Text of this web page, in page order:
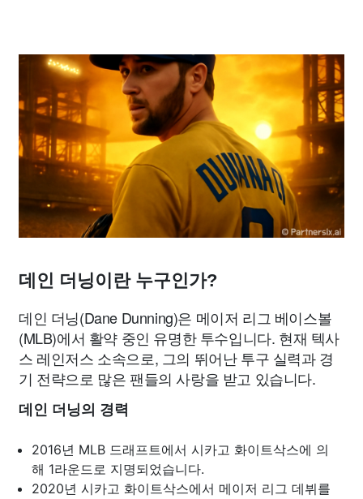
데인 더닝이란 누구인가?
데인 더닝(Dane Dunning)은 메이저 리그 베이스볼
(MLB)에서 활약 중인 유명한 투수입니다. 현재 텍사
스 레인저스 소속으로, 그의 뛰어난 투구 실력과 경
기 전략으로 많은 팬들의 사랑을 받고 있습니다.
데인 더닝의 경력
2016년 MLB 드래프트에서 시카고 화이트삭스에 의
해 1라운드로 지명되었습니다.
2020년 시카고 화이트삭스에서 메이저 리그 데뷔를